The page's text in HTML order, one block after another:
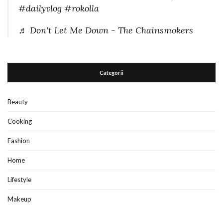
#dailyvlog #rokolla
♬ Don't Let Me Down - The Chainsmokers
Categorii
Beauty
Cooking
Fashion
Home
Lifestyle
Makeup